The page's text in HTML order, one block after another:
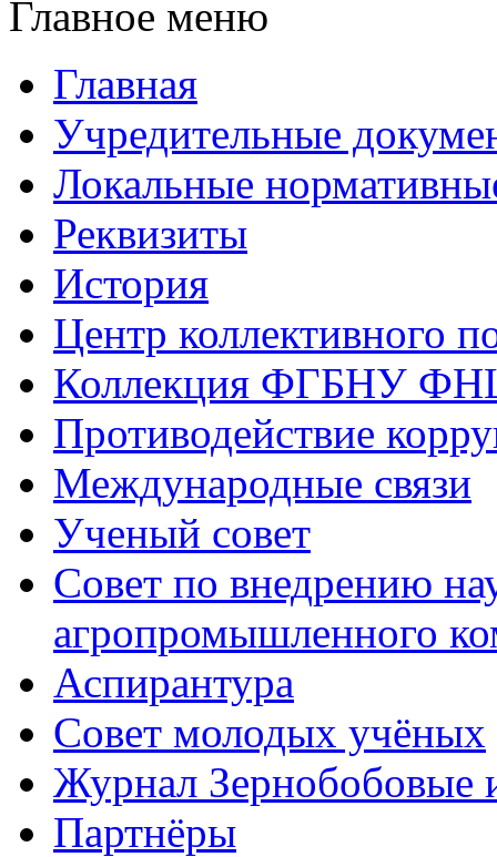
Главное меню
Главная
Учредительные
Локальные
Реквизиты
История
Центр коллективного
Коллекция ФГБНУ
Противодействие
Международные связи
Ученый совет
Совет по внедрению
агропромышленного
Аспирантура
Совет молодых учёных
Журнал Зернобобовые
Партнёры